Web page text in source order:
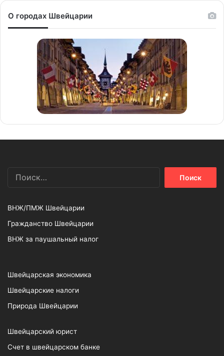
О городах Швейцарии
ВНЖ/ПМЖ Швейцарии
Гражданство Швейцарии
ВНЖ за паушальный налог
Швейцарская экономика
Швейцарские налоги
Природа Швейцарии
Швейцарский юрист
Счет в швейцарском банке